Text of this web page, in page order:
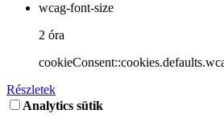
wcag-font-size
2 óra
Részletek
Analytics sütik